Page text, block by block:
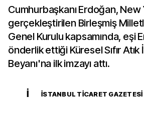
Cumhurbaşkanı Erdoğan, New
gerçekleştirilen Birleşmiş
Genel Kurulu kapsamında, eşi
önderlik ettiği Küresel Sıfır Atık
Beyanı'na ilk imzayı attı.
İ İSTANBUL TICARET GAZETESI